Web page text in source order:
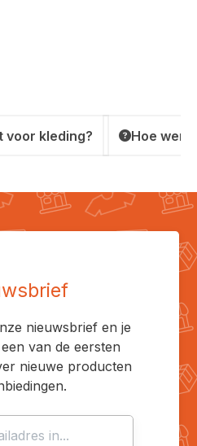
voor kleding? Hoe
nieuwsbrief en je
van de eersten
nieuwe producten